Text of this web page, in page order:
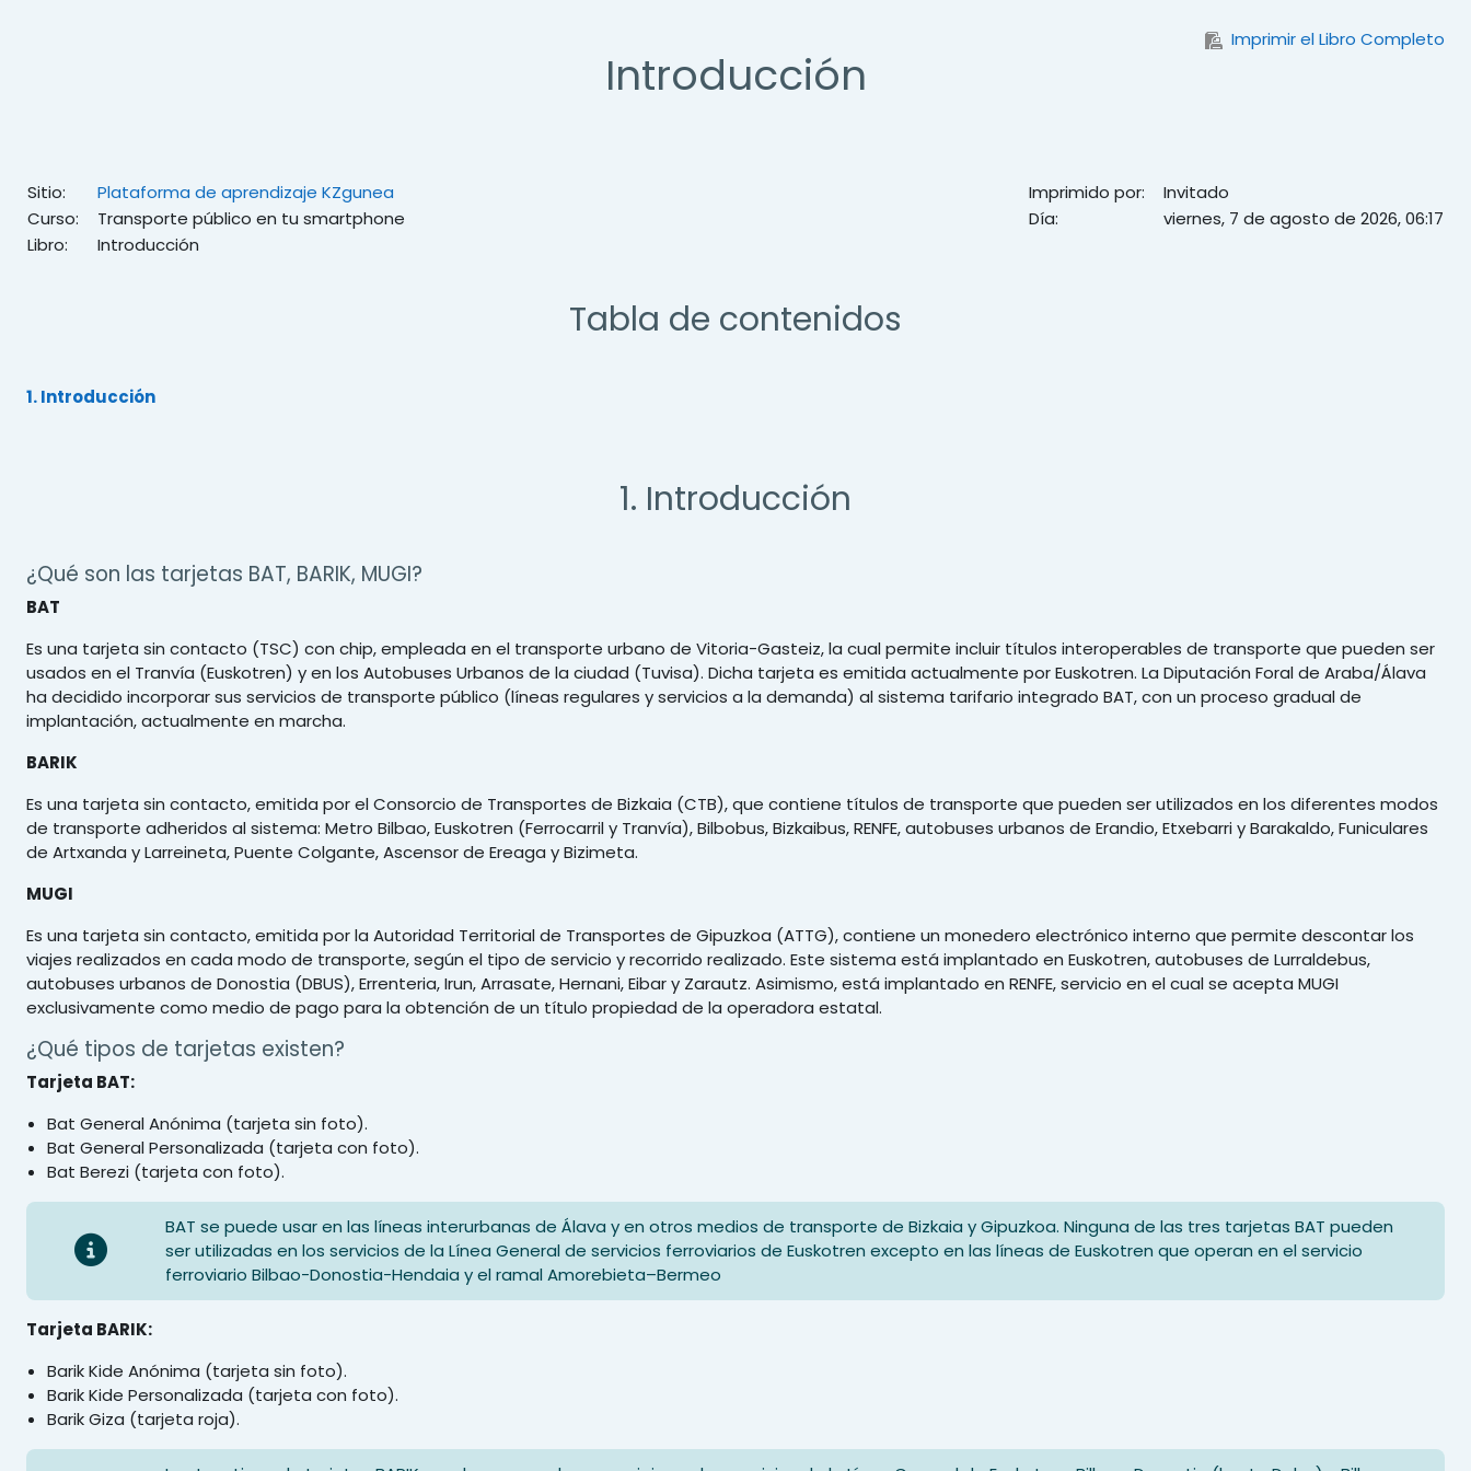
Imprimir el Libro Completo
Introducción
Sitio:
Plataforma de aprendizaje KZgunea
Curso:
Transporte público en tu smartphone
Libro:
Introducción
Imprimido por:
Invitado
Día:
viernes, 7 de agosto de 2026, 06:17
Tabla de contenidos
1. Introducción
1. Introducción
¿Qué son las tarjetas BAT, BARIK, MUGI?
BAT
Es una tarjeta sin contacto (TSC) con chip, empleada en el transporte urbano de Vitoria-Gasteiz, la cual permite incluir títulos interoperables de transporte que pueden ser
usados en el Tranvía (Euskotren) y en los Autobuses Urbanos de la ciudad (Tuvisa). Dicha tarjeta es emitida actualmente por Euskotren. La Diputación Foral de Araba/Álava
ha decidido incorporar sus servicios de transporte público (líneas regulares y servicios a la demanda) al sistema tarifario integrado BAT, con un proceso gradual de
implantación, actualmente en marcha.
BARIK
Es una tarjeta sin contacto, emitida por el Consorcio de Transportes de Bizkaia (CTB), que contiene títulos de transporte que pueden ser utilizados en los diferentes modos
de transporte adheridos al sistema: Metro Bilbao, Euskotren (Ferrocarril y Tranvía), Bilbobus, Bizkaibus, RENFE, autobuses urbanos de Erandio, Etxebarri y Barakaldo, Funiculares
de Artxanda y Larreineta, Puente Colgante, Ascensor de Ereaga y Bizimeta.
MUGI
Es una tarjeta sin contacto, emitida por la Autoridad Territorial de Transportes de Gipuzkoa (ATTG), contiene un monedero electrónico interno que permite descontar los
viajes realizados en cada modo de transporte, según el tipo de servicio y recorrido realizado. Este sistema está implantado en Euskotren, autobuses de Lurraldebus,
autobuses urbanos de Donostia (DBUS), Errenteria, Irun, Arrasate, Hernani, Eibar y Zarautz. Asimismo, está implantado en RENFE, servicio en el cual se acepta MUGI
exclusivamente como medio de pago para la obtención de un título propiedad de la operadora estatal.
¿Qué tipos de tarjetas existen?
Tarjeta BAT:
Bat General Anónima (tarjeta sin foto).
Bat General Personalizada (tarjeta con foto).
Bat Berezi (tarjeta con foto).
BAT se puede usar en las líneas interurbanas de Álava y en otros medios de transporte de Bizkaia y Gipuzkoa. Ninguna de las tres tarjetas BAT pueden
ser utilizadas en los servicios de la Línea General de servicios ferroviarios de Euskotren excepto en las líneas de Euskotren que operan en el servicio
ferroviario Bilbao-Donostia-Hendaia y el ramal Amorebieta–Bermeo
Tarjeta BARIK:
Barik Kide Anónima (tarjeta sin foto).
Barik Kide Personalizada (tarjeta con foto).
Barik Giza (tarjeta roja).